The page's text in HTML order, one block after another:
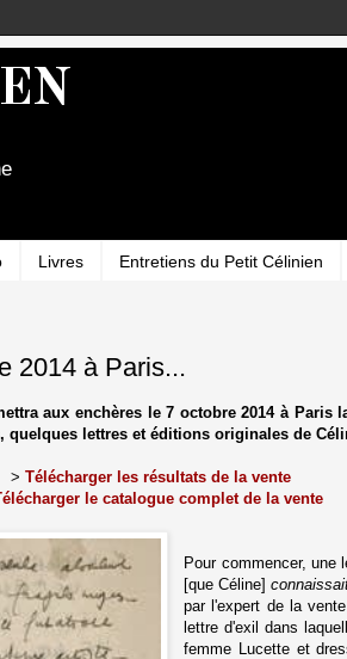
Livres Entretiens du Petit Célinien
2014 à Paris...
aux enchères le 7 octobre 2014 à Paris
lettres et éditions originales de
> Télécharger les résultats de la vente
le catalogue complet de la vente
Pour commencer, une
[que Céline]
par l'expert de la
lettre d'exil dans
femme Lucette et